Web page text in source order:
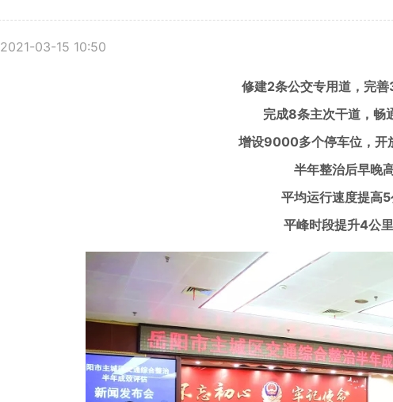
2021-03-15 10:50
修建2条公交专用道，完
完成8条主次干道，畅
增设9000多个停车位，开
半年整治后早晚
平均运行速度提高
平峰时段提升4公